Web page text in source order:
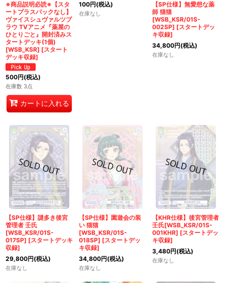
※商品説明必読※【スタ
ートプラスパックなし】
ヴァイスシュヴァルツブ
ラウ TVアニメ『薬屋の
ひとりごと』開封済みス
タートデッキ(1個)
[WSB_KSR] [スタート
デッキ収録]
500円(税込)
在庫数 3点
カートに入れる
100円(税込)
在庫なし
【SP仕様】無愛想な薬
師 猫猫
[WSB_KSR/01S-
002SP] [スタートデッ
キ収録]
34,800円(税込)
在庫なし
【SP仕様】謎多き後宮
管理者 壬氏
[WSB_KSR/01S-
017SP] [スタートデッキ
収録]
29,800円(税込)
在庫なし
【SP仕様】園遊会の装
い 猫猫
[WSB_KSR/01S-
018SP] [スタートデッ
キ収録]
34,800円(税込)
在庫なし
【KHR仕様】後宮管理者
壬氏[WSB_KSR/01S-
001KHR] [スタートデッ
キ収録]
3,480円(税込)
在庫なし